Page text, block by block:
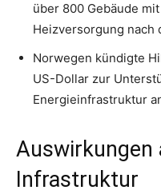
über 800 Gebäude
Heizversorgung nach
Norwegen kündigte
US-Dollar zur
Energieinfrastruktur
Auswirkungen
Infrastruktur